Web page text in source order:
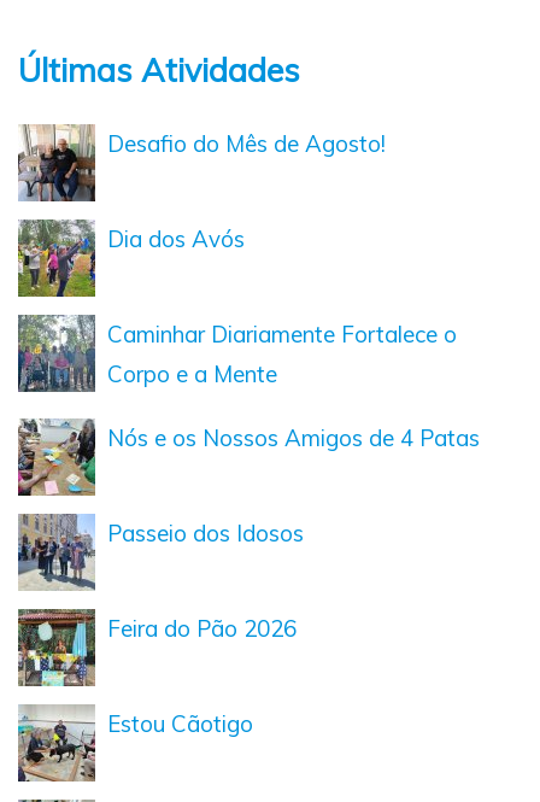
Últimas Atividades
Desafio do Mês de Agosto!
Dia dos Avós
Caminhar Diariamente Fortalece o
Corpo e a Mente
Nós e os Nossos Amigos de 4 Patas
Passeio dos Idosos
Feira do Pão 2026
Estou Cãotigo